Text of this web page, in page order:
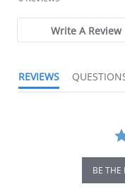
Write A Review
REVIEWS
BE THE